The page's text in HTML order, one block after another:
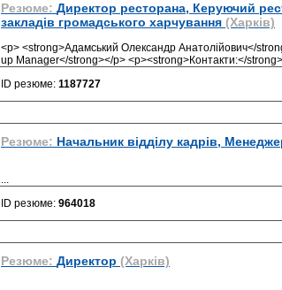
Резюме: Директор ресторана, Керуючий
закладів громадського харчування (Харків)
<p> <strong>Адамський Олександр Анатолійович</
up Manager</strong></p> <p><strong>Контакти:</
ID резюме: 1187727
Резюме: Начальник відділу кадрів,
...
ID резюме: 964018
Резюме: Директор (Харків)